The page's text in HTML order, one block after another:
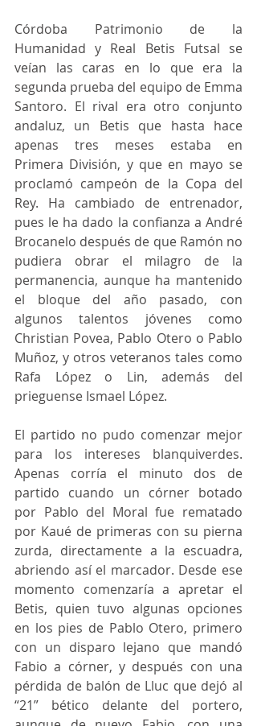
Córdoba Patrimonio de la
Humanidad y Real Betis Futsal se
veían las caras en lo que era la
segunda prueba del equipo de Emma
Santoro. El rival era otro conjunto
andaluz, un Betis que hasta hace
apenas tres meses estaba en
Primera División, y que en mayo se
proclamó campeón de la Copa del
Rey. Ha cambiado de entrenador,
pues le ha dado la confianza a André
Brocanelo después de que Ramón no
pudiera obrar el milagro de la
permanencia, aunque ha mantenido
el bloque del año pasado, con
algunos talentos jóvenes como
Christian Povea, Pablo Otero o Pablo
Muñoz, y otros veteranos tales como
Rafa López o Lin, además del
prieguense Ismael López.
El partido no pudo comenzar mejor
para los intereses blanquiverdes.
Apenas corría el minuto dos de
partido cuando un córner botado
por Pablo del Moral fue rematado
por Kaué de primeras con su pierna
zurda, directamente a la escuadra,
abriendo así el marcador. Desde ese
momento comenzaría a apretar el
Betis, quien tuvo algunas opciones
en los pies de Pablo Otero, primero
con un disparo lejano que mandó
Fabio a córner, y después con una
pérdida de balón de Lluc que dejó al
“21” bético delante del portero,